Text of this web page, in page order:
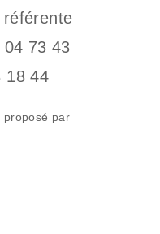
référente
73 43
18 44
proposé par